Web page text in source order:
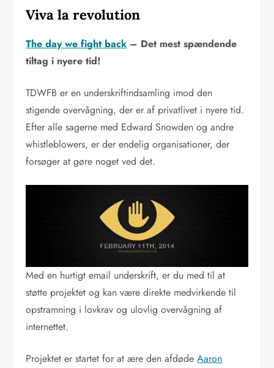
Viva la revolution
The day we fight back – Det mest spændende
tiltag i nyere tid!
TDWFB er en underskriftindsamling imod den
stigende overvågning, der er af privatlivet i nyere tid.
Efter alle sagerne med Edward Snowden og andre
whistleblowers, er der endelig organisationer, der
forsøger at gøre noget ved det.
Med en hurtigt email underskrift, er du med til at
støtte projektet og kan være direkte medvirkende til
opstramning i lovkrav og ulovlig overvågning af
internettet.
Projektet er startet for at ære den afdødeAaron